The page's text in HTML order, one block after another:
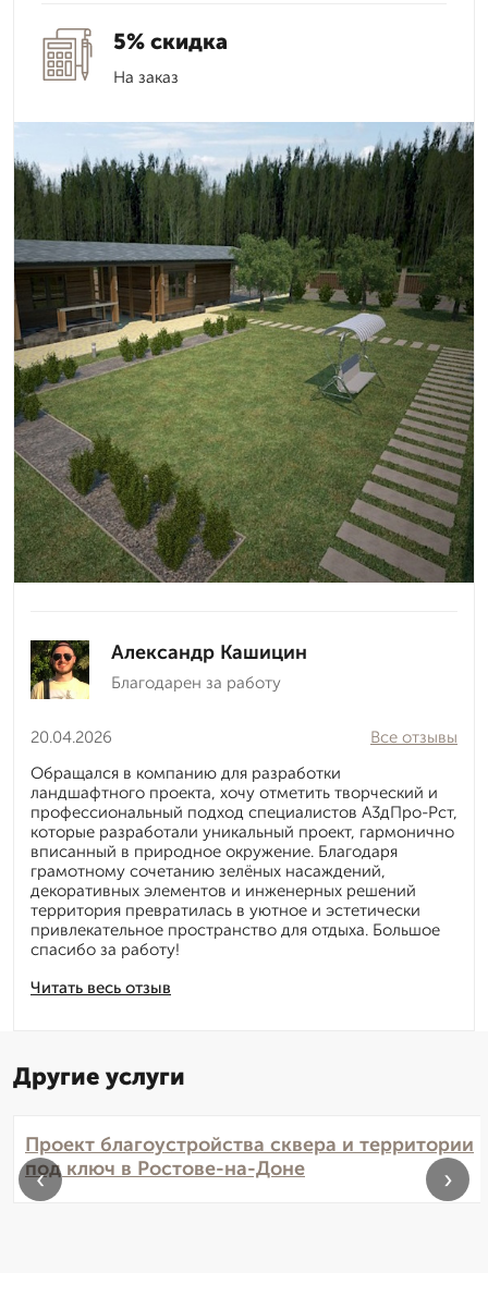
5% скидка
На заказ
Александр Кашицин
Благодарен за работу
20.04.2026
Читать весь отзыв
Все отзывы
Обращался в компанию для разработки
ландшафтного проекта, хочу отметить творческий и
профессиональный подход специалистов А3дПро-Рст,
которые разработали уникальный проект, гармонично
вписанный в природное окружение. Благодаря
грамотному сочетанию зелёных насаждений,
декоративных элементов и инженерных решений
территория превратилась в уютное и эстетически
привлекательное пространство для отдыха. Большое
спасибо за работу!
Другие услуги
Проект благоустройства сквера и территории
под ключ в Ростове-на-Доне
‹ ›